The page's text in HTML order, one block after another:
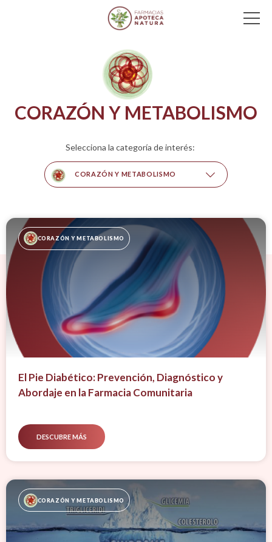
Main Navigation
CORAZÓN Y METABOLISMO
Selecciona la categoría de interés:
CORAZÓN Y METABOLISMO
CORAZÓN Y METABOLISMO
El Pie Diabético: Prevención, Diagnóstico y
Abordaje en la Farmacia Comunitaria
DESCUBRE MÁS
CORAZÓN Y METABOLISMO